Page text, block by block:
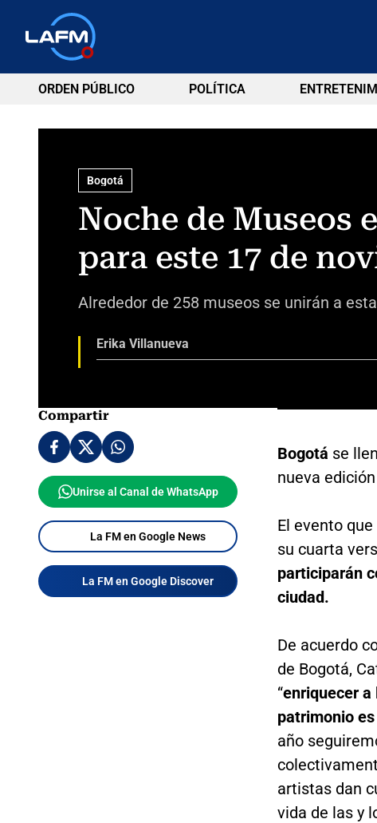
ORDEN PÚBLICO POLÍTICA
Bogotá
Noche de Museos
para este 17 de
Alrededor de 258 museos se unirán a
Erika Villanueva
Compartir
Unirse al Canal de WhatsApp
La FM en Google News
La FM en Google Discover
Bogotá se
nueva
El evento
su cuarta
participarán
ciudad.
De acuerdo
de Bogotá,
“enriquecer a
patrimonio
año
artistas dan
vida de las y